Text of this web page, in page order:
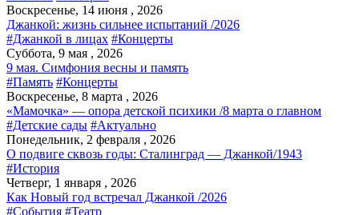
Воскресенье, 14 июня , 2026
Джанкой: жизнь сильнее испытаний /2026
#Джанкой в лицах #Концерты
Суббота, 9 мая , 2026
9 мая. Симфония весны и память
#Память #Концерты
Воскресенье, 8 марта , 2026
«Мамочка» — опора детской психики /8 марта о главном
#Детские сады #Актуально
Понедельник, 2 февраля , 2026
О подвиге сквозь годы: Сталинград — Джанкой/1943
#История
Четверг, 1 января , 2026
Как Новый год встречал Джанкой /2026
#События #Театр